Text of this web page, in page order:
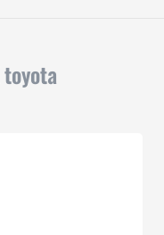
toyota